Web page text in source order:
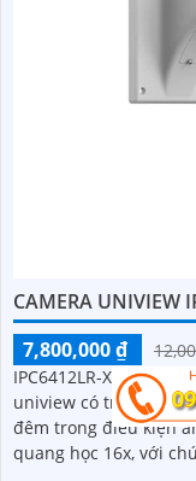
CAMERA UNIVIEW
7,800,000 ₫
IPC6412LR-X16-VG
uniview có trang bị
đêm trong điều kiện
quang học 16x, với